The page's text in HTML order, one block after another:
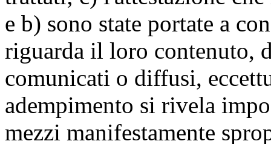
e b) sono state portate a
riguarda il loro contenuto,
comunicati o diffusi,
adempimento si rivela
mezzi manifestamente